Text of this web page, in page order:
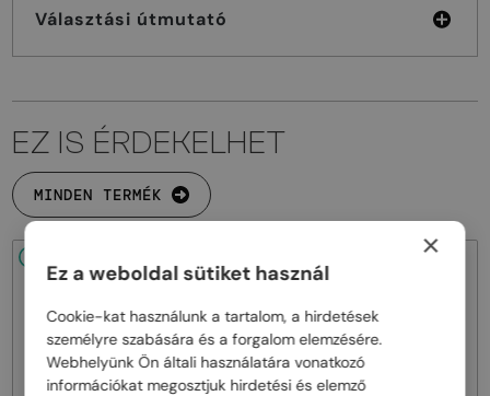
Választási útmutató
EZ IS ÉRDEKELHET
MINDEN TERMÉK
×
Ez a weboldal sütiket használ
Cookie-kat használunk a tartalom, a hirdetések
személyre szabására és a forgalom elemzésére.
Webhelyünk Ön általi használatára vonatkozó
információkat megosztjuk hirdetési és elemző